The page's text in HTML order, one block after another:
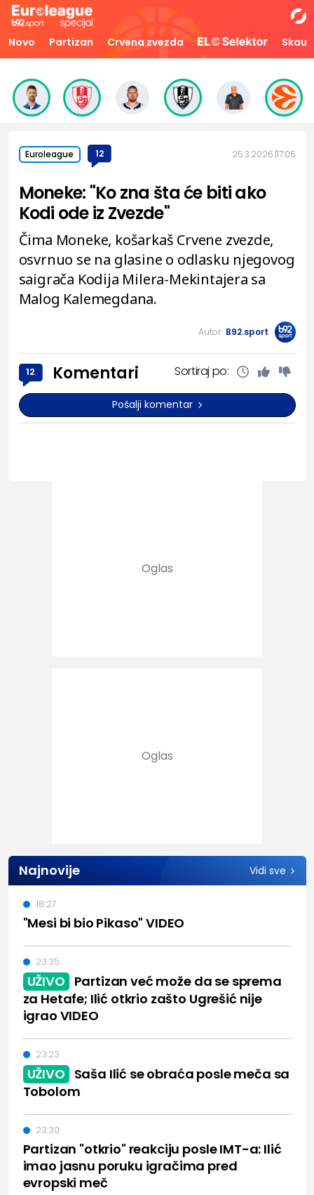
Novo Partizan Crvena zvezda Skaut
Euroleague 12 25.3.2026. 17:05
Moneke: "Ko zna šta će biti ako
Kodi ode iz Zvezde"
Čima Moneke, košarkaš Crvene zvezde,
osvrnuo se na glasine o odlasku njegovog
saigrača Kodija Milera-Mekintajera sa
Malog Kalemegdana.
Autor: B92.sport
12 Komentari Sortiraj po:
Pošalji komentar
Najnovije Vidi sve
"Mesi bi bio Pikaso" VIDEO
18:27
UŽIVO Partizan već može da se sprema
za Hetafe; Ilić otkrio zašto Ugrešić nije
igrao VIDEO
23:35
UŽIVO Saša Ilić se obraća posle meča sa
Tobolom
23:23
Partizan "otkrio" reakciju posle IMT-a: Ilić
imao jasnu poruku igračima pred
evropski meč
23:30